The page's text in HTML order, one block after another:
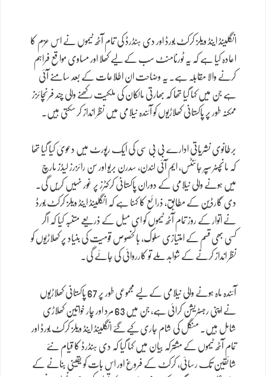
انگلینڈ اینڈ ویلز کرکٹ بورڈ اور دی ہنڈرڈ کی تمام آٹھ ٹیموں نے اس عزم کا
اعادہ کیا ہے کہ یہ ٹورنامنٹ سب کے لیے کھلا اور مساوی مواقع فراہم
کرنے والا مقابلہ ہے۔ یہ وضاحت ان اطلاعات کے بعد سامنے آئی
ہے جن میں کہا گیا تھا کہ بھارتی مالکان کی ملکیت رکھنے والی چند فرنچائزز
ممکنہ طور پر پاکستانی کھلاڑیوں کو آئندہ نیلامی میں نظر انداز کر سکتی ہیں۔
برطانوی نشریاتی ادارے بی بی سی کی ایک رپورٹ میں دعویٰ کیا گیا تھا
کہ مانچسٹر سپر جائنٹس، ایم آئی لندن، سدرن بریو اور سن رائزرز لیڈز مارچ
میں ہونے والی نیلامی کے دوران پاکستانی کرکٹرز پر غور نہیں کریں گی۔
دی گارڈین کے مطابق، ذرائع کا کہنا ہے کہ انگلینڈ اینڈ ویلز کرکٹ بورڈ
نے اتوار کے روز تمام آٹھ ٹیموں کو ای میل کے ذریعے متنبہ کیا کہ اگر
کسی بھی قسم کے امتیازی سلوک، بالخصوص قومیت کی بنیاد پر کھلاڑیوں کو
نظر انداز کرنے کے شواہد ملے تو کارروائی کی جائے گی۔
آئندہ ماہ ہونے والی نیلامی کے لیے مجموعی طور پر 67 پاکستانی کھلاڑیوں
نے اپنی رجسٹریشن کرائی ہے، جن میں 63 مرد اور چار خواتین کھلاڑی
شامل ہیں۔ منگل کی شام جاری کیے گئے انگلینڈ اینڈ ویلز کرکٹ بورڈ اور
تمام آٹھ ٹیموں کے مشترکہ بیان میں کہا گیا کہ دی ہنڈرڈ کا قیام نئے
شائقین تک رسائی، کرکٹ کے فروغ اور اس بات کو یقینی بنانے کے